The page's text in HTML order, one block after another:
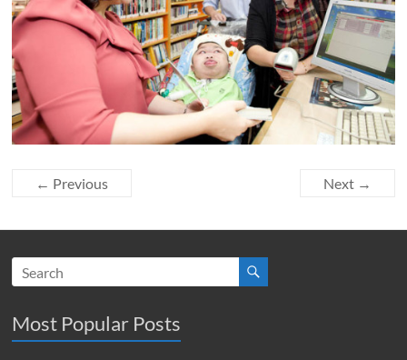
← Previous Next →
Most Popular Posts